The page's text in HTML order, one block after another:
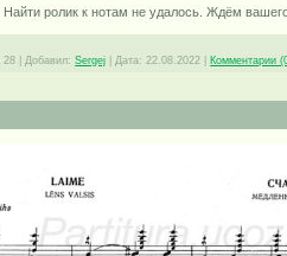
Найти ролик к нотам не удалось. Ждём
28 Добавил: Sergej Дата: 22.08.2022 Комментарии